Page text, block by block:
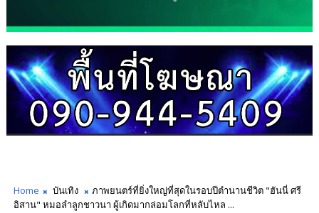
Home บันเทิง
ภาพยนตร์ที่ยิ่งใหญ่ที่สุดในรอบปีตำนานชีวิต "ฮันนี่ ศรี
อิสาน" หมอลำลูกชาวนา ผู้เกิดมากล่อมโลกที่หลับไหล ...